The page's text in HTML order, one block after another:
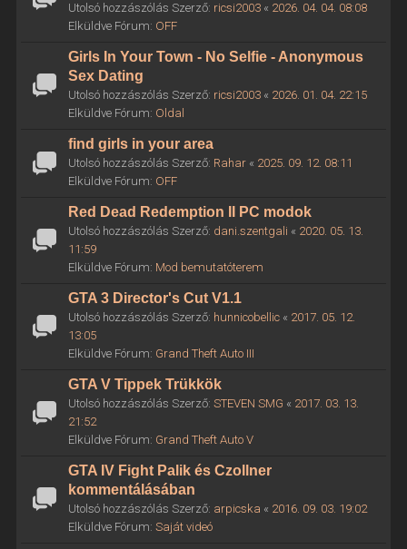
Utolsó hozzászólás Szerző: ricsi2003« 2026. 04. 04. 08:08
Elküldve Fórum: OFF
Girls In Your Town - No Selfie - Anonymous
Sex Dating
Utolsó hozzászólás Szerző: ricsi2003« 2026. 01. 04. 22:15
Elküldve Fórum: Oldal
find girls in your area
Utolsó hozzászólás Szerző: Rahar« 2025. 09. 12. 08:11
Elküldve Fórum: OFF
Red Dead Redemption II PC modok
Utolsó hozzászólás Szerző: dani.szentgali « 2020. 05. 13.
11:59
Elküldve Fórum: Mod bemutatóterem
GTA 3 Director's Cut V1.1
Utolsó hozzászólás Szerző: hunnicobellic« 2017. 05. 12.
13:05
Elküldve Fórum: Grand Theft Auto III
GTA V Tippek Trükkök
Utolsó hozzászólás Szerző: STEVEN SMG « 2017. 03. 13.
21:52
Elküldve Fórum: Grand Theft Auto V
GTA IV Fight Palik és Czollner
kommentálásában
Utolsó hozzászólás Szerző: arpicska « 2016. 09. 03. 19:02
Elküldve Fórum: Saját videó